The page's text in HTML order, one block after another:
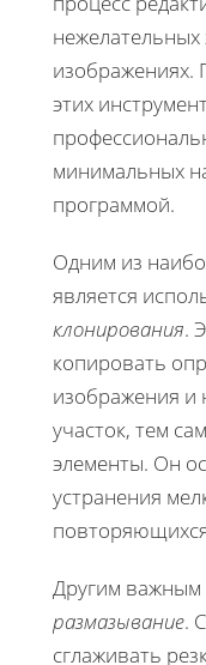
изображениях.
этих
минимальных
программой.
Одним из
является
клонирования.
копировать
изображения и
участок, тем
элементы. Он
устранения
повторяющихся
Другим важным
размазывание.
сглаживать